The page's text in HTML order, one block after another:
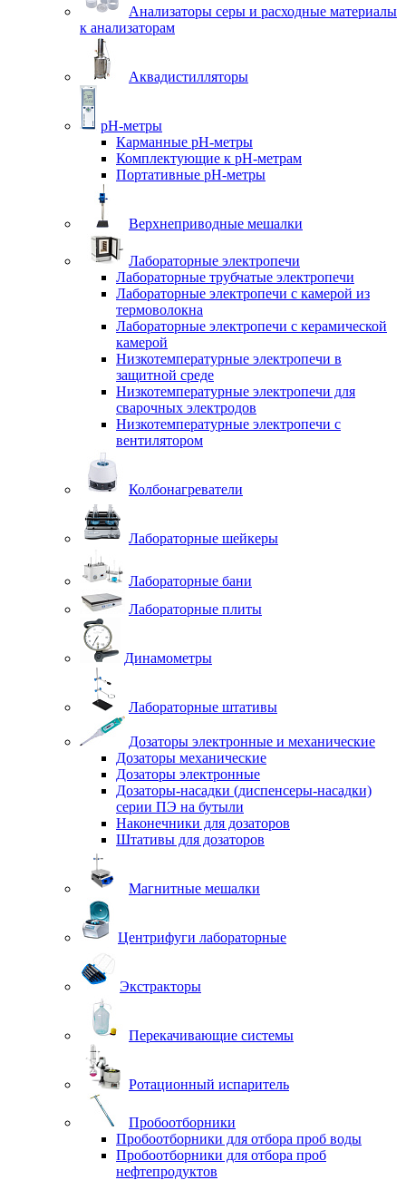
Анализаторы серы и расходные материалы
к анализаторам
Аквадистилляторы
pH-метры
Карманные pH-метры
Комплектующие к pH-метрам
Портативные pH-метры
Верхнеприводные мешалки
Лабораторные электропечи
Лабораторные трубчатые электропечи
Лабораторные электропечи с камерой из
термоволокна
Лабораторные электропечи с керамической
камерой
Низкотемпературные электропечи в
защитной среде
Низкотемпературные электропечи для
cварочных электродов
Низкотемпературные электропечи с
вентилятором
Колбонагреватели
Лабораторные шейкеры
Лабораторные бани
Лабораторные плиты
Динамометры
Лабораторные штативы
Дозаторы электронные и механические
Дозаторы механические
Дозаторы электронные
Дозаторы-насадки (диспенсеры-насадки)
серии ПЭ на бутыли
Наконечники для дозаторов
Штативы для дозаторов
Магнитные мешалки
Центрифуги лабораторные
Экстракторы
Перекачивающие системы
Ротационный испаритель
Пробоотборники
Пробоотборники для отбора проб воды
Пробоотборники для отбора проб
нефтепродуктов